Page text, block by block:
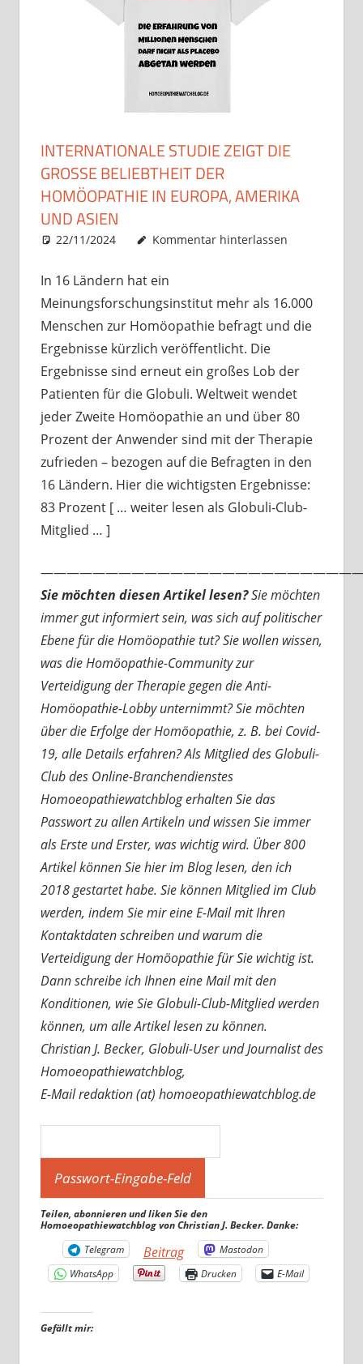
INTERNATIONALE STUDIE ZEIGT DIE
GROSSE BELIEBTHEIT DER H
OMÖOPATHIE IN EUROPA, AMERIKA U
ND ASIEN
22/11/2024 Christian J. Becker
Allgemein
Kommentar hinterlassen
In 16 Ländern hat ein
Meinungsforschungsinstitut mehr als 16.000
Menschen zur Homöopathie befragt und die
Ergebnisse kürzlich veröffentlicht. Die
Ergebnisse sind erneut ein großes Lob der
Patienten für die Globuli. Weltweit wendet
jeder Zweite Homöopathie an und über 80
Prozent der Anwender sind mit der Therapie
zufrieden – bezogen auf die Befragten in den
16 Ländern. Hier die wichtigsten Ergebnisse:
83 Prozent [ … weiter lesen als Globuli-Club-
Mitglied … ]
Sie möchten diesen Artikel lesen?Sie möchten
immer gut informiert sein, was sich auf politischer
Ebene für die Homöopathie tut? Sie wollen wissen,
was die Homöopathie-Community zur
Verteidigung der Therapie gegen die Anti-
Homöopathie-Lobby unternimmt? Sie möchten
über die Erfolge der Homöopathie, z. B. bei Covid-
19, alle Details erfahren? Als Mitglied des Globuli-
Club des Online-Branchendienstes
Homoeopathiewatchblog erhalten Sie das
Passwort zu allen Artikeln und wissen Sie immer
als Erste und Erster, was wichtig wird. Über 800
Artikel können Sie hier im Blog lesen, den ich
2018 gestartet habe. Sie können Mitglied im Club
werden, indem Sie mir eine E-Mail mit Ihren
Kontaktdaten schreiben und warum die
Verteidigung der Homöopathie für Sie wichtig ist.
Dann schreibe ich Ihnen eine Mail mit den
Konditionen, wie Sie Globuli-Club-Mitglied werden
können, um alle Artikel lesen zu können.
Christian J. Becker, Globuli-User und Journalist des
Homoeopathiewatchblog,
E-Mail redaktion (at) homoeopathiewatchblog.de
Teilen, abonnieren und liken Sie den
Homoeopathiewatchblog von Christian J. Becker. Danke:
Telegram
Beitrag
Mastodon
WhatsApp
Drucken E-Mail
Gefällt mir: